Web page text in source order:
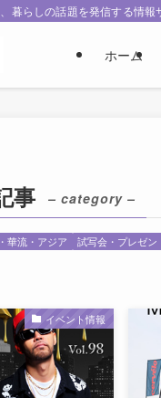
暮らしの話題を発信する情報
ホーム
事 – category –
華流・アジア 試写会・プレゼン
イベント情報